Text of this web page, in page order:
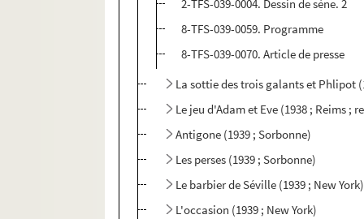
2-TFS-039-0004. Dessin de sène. 2
8-TFS-039-0059. Programme
8-TFS-039-0070. Article de presse
La sottie des trois galants et Phlipot
Le jeu d'Adam et Eve (1938 ; Reims ;
Antigone (1939 ; Sorbonne)
Les perses (1939 ; Sorbonne)
Le barbier de Séville (1939 ; New York)
L'occasion (1939 ; New York)